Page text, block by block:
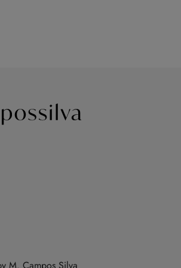
M. Campos Silva